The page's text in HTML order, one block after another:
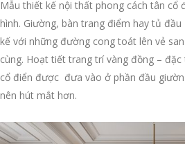
Mẫu thiết kế nội thất phong cách tân cổ
hình. Giường, bàn trang điểm hay tủ
kế với những đường cong toát lên vẻ
cùng. Hoạt tiết trang trí vàng đồng –
cổ điển được đưa vào ở phần đầu
nên hút mắt hơn.